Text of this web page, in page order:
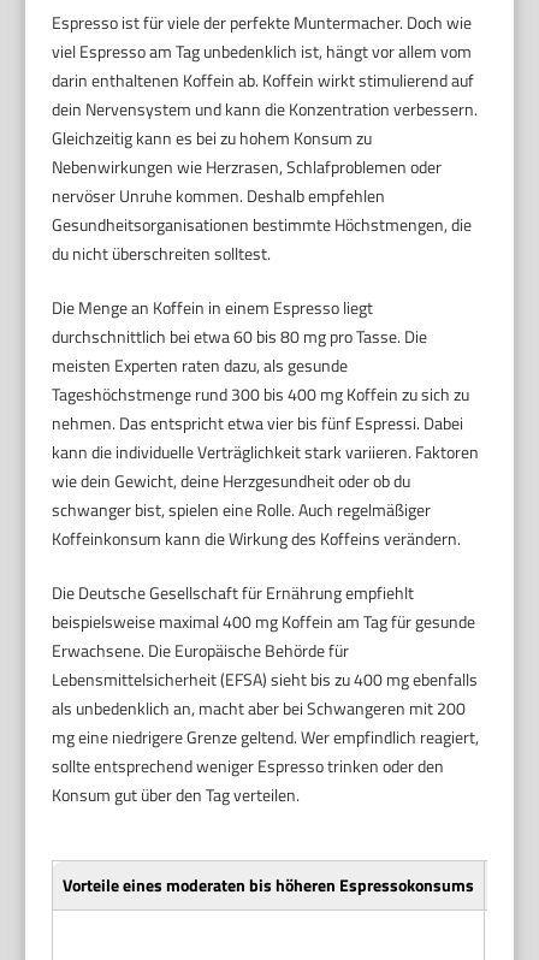
Espresso ist für viele der perfekte Muntermacher. Doch wie
viel Espresso am Tag unbedenklich ist, hängt vor allem vom
darin enthaltenen Koffein ab. Koffein wirkt stimulierend auf
dein Nervensystem und kann die Konzentration verbessern.
Gleichzeitig kann es bei zu hohem Konsum zu
Nebenwirkungen wie Herzrasen, Schlafproblemen oder
nervöser Unruhe kommen. Deshalb empfehlen
Gesundheitsorganisationen bestimmte Höchstmengen, die
du nicht überschreiten solltest.
Die Menge an Koffein in einem Espresso liegt
durchschnittlich bei etwa 60 bis 80 mg pro Tasse. Die
meisten Experten raten dazu, als gesunde
Tageshöchstmenge rund 300 bis 400 mg Koffein zu sich zu
nehmen. Das entspricht etwa vier bis fünf Espressi. Dabei
kann die individuelle Verträglichkeit stark variieren. Faktoren
wie dein Gewicht, deine Herzgesundheit oder ob du
schwanger bist, spielen eine Rolle. Auch regelmäßiger
Koffeinkonsum kann die Wirkung des Koffeins verändern.
Die Deutsche Gesellschaft für Ernährung empfiehlt
beispielsweise maximal 400 mg Koffein am Tag für gesunde
Erwachsene. Die Europäische Behörde für
Lebensmittelsicherheit (EFSA) sieht bis zu 400 mg ebenfalls
als unbedenklich an, macht aber bei Schwangeren mit 200
mg eine niedrigere Grenze geltend. Wer empfindlich reagiert,
sollte entsprechend weniger Espresso trinken oder den
Konsum gut über den Tag verteilen.
Vorteile eines moderaten bis höheren Espressokonsums